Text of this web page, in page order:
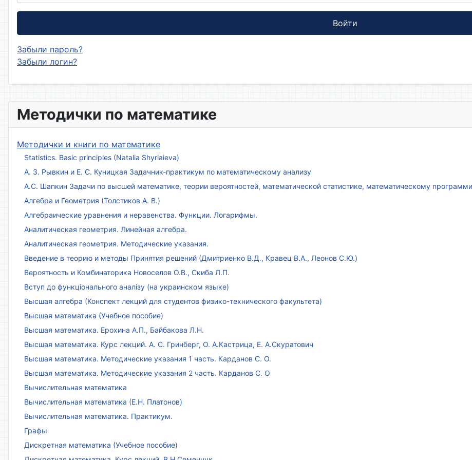
Методички по математике
Методички и книги по математике
Statistics. Basic principles (Natalia Shyriaieva)
А. З. Рывкин и Е. С. Куницкая Задачник-практикум по математическому анализу
А.С. Шапкин Задачи по высшей математике, теории вероятностей, математической статистике, математическому
Алгебра и Геометрия (Толстиков А. В.)
Алгебраические уравнения и неравенства. Функции. Логарифмы.
Аналитическая геометрия. Линейная алгебра.
Аналитическая геометрия. Методические указания.
Введение в теорию и методы Принятия решений (Дмитриенко В.Д., Кравец В.А., Леонов С.Ю.)
Вероятность и Комбинаторика Новоселов О.В., Скиба Л.П.
Вступ до функціонального аналізу (на украинском языке)
Высшая алгебра (Конспект лекций для студентов физико-технического факультета)
Высшая математика (Учебное пособие)
Высшая математика. Ерохина А.П., Байбакова Л.Н.
Высшая математика. Курс лекций. А. С. Гринберг, О. А.Кастрица, Е. А.Скуратович
Высшая математика. Методические указания 1 часть. Карданов С. О.
Высшая математика. Методические указания 2 часть. Карданов С. О
Вычислительная математика
Вычислительная математика (Е.Н. Платонов)
Вычислительная математика. Практикум.
Графы
Дискретная математика (Учебное пособие)
Войти
Забыли пароль?
Забыли логин?